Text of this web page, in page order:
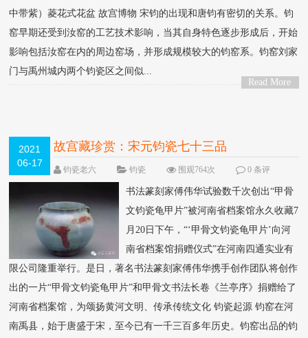
中带紫）菱花式花盆 故宫博物 宋钧的出现和唐钧有密切的关系。钧
窑早期还受到汝窑的工艺技术影响，当其自身特色逐步形成后，开始
影响包括汝窑在内的周边窑场，并形成规模较大的钧窑系。钧窑刘家
门与禹州城内两个钧瓷区之间似...
Read More
2021
06-17
故宫藏珍赏：宋元钧瓷七十三品
钧瓷老六 钧瓷 围观764次
0 条评
论
书法篆刻家傅伟华试验数千次创出“甲骨
文钧瓷龟甲片”被河南省档案馆永久收藏7
月20日下午，“‘甲骨文钧瓷龟甲片’向河
南省档案馆捐赠仪式”在河南四通实业有
限公司隆重举行。是日，著名书法篆刻家傅伟华携手创作团队将创作
出的一片“甲骨文钧瓷龟甲片”和甲骨文书法长卷《兰亭序》捐赠给了
河南省档案馆，为颂扬黄河文明、传承传统文化 钧瓷起源 钧窑在河
南禹县，始于唐盛于宋，至今已有一千三百多年历史。钧窑出品的钧